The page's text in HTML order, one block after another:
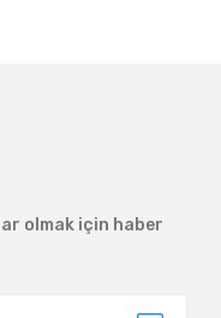
olmak için haber